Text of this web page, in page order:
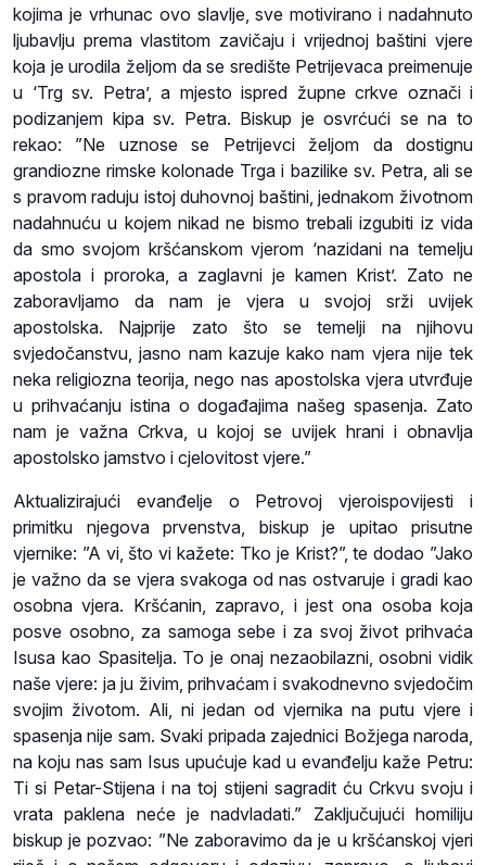
kojima je vrhunac ovo slavlje, sve motivirano i nadahnuto
ljubavlju prema vlastitom zavičaju i vrijednoj baštini vjere
koja je urodila željom da se središte Petrijevaca preimenuje
u ‘Trg sv. Petra’, a mjesto ispred župne crkve označi i
podizanjem kipa sv. Petra. Biskup je osvrćući se na to
rekao: ”Ne uznose se Petrijevci željom da dostignu
grandiozne rimske kolonade Trga i bazilike sv. Petra, ali se
s pravom raduju istoj duhovnoj baštini, jednakom životnom
nadahnuću u kojem nikad ne bismo trebali izgubiti iz vida
da smo svojom kršćanskom vjerom ‘nazidani na temelju
apostola i proroka, a zaglavni je kamen Krist’. Zato ne
zaboravljamo da nam je vjera u svojoj srži uvijek
apostolska. Najprije zato što se temelji na njihovu
svjedočanstvu, jasno nam kazuje kako nam vjera nije tek
neka religiozna teorija, nego nas apostolska vjera utvrđuje
u prihvaćanju istina o događajima našeg spasenja. Zato
nam je važna Crkva, u kojoj se uvijek hrani i obnavlja
apostolsko jamstvo i cjelovitost vjere.”
Aktualizirajući evanđelje o Petrovoj vjeroispovijesti i
primitku njegova prvenstva, biskup je upitao prisutne
vjernike: ”A vi, što vi kažete: Tko je Krist?”, te dodao ”Jako
je važno da se vjera svakoga od nas ostvaruje i gradi kao
osobna vjera. Kršćanin, zapravo, i jest ona osoba koja
posve osobno, za samoga sebe i za svoj život prihvaća
Isusa kao Spasitelja. To je onaj nezaobilazni, osobni vidik
naše vjere: ja ju živim, prihvaćam i svakodnevno svjedočim
svojim životom. Ali, ni jedan od vjernika na putu vjere i
spasenja nije sam. Svaki pripada zajednici Božjega naroda,
na koju nas sam Isus upućuje kad u evanđelju kaže Petru:
Ti si Petar-Stijena i na toj stijeni sagradit ću Crkvu svoju i
vrata paklena neće je nadvladati.” Zaključujući homiliju
biskup je pozvao: ”Ne zaboravimo da je u kršćanskoj vjeri